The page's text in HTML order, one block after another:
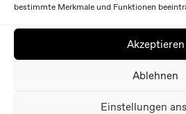
bestimmte Merkmale und Funktionen
Akzeptieren
Ablehnen
Einstellungen